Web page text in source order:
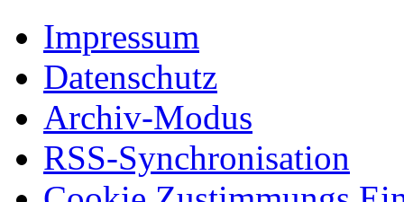
Impressum
Datenschutz
Archiv-Modus
RSS-Synchronisation